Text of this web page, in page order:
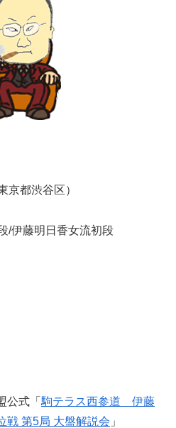
京都渋谷区）
/伊藤明日香女流初段
公式「 駒テラス西参道 伊藤
戦 第5局 大盤解説会 」